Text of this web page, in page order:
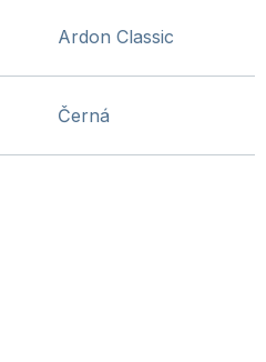
Ardon Classic
Černá